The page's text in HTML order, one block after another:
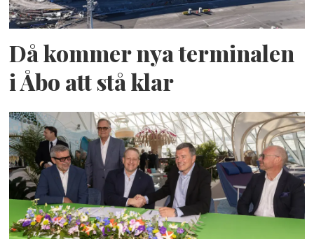
Då kommer nya terminalen
i Åbo att stå klar